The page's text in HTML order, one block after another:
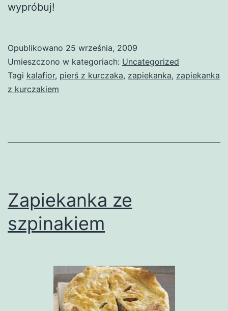
wypróbuj!
Opublikowano 25 września, 2009
Umieszczono w kategoriach: Uncategorized
Tagi kalafior, pierś z kurczaka, zapiekanka, zapiekanka
z kurczakiem
Zapiekanka ze
szpinakiem